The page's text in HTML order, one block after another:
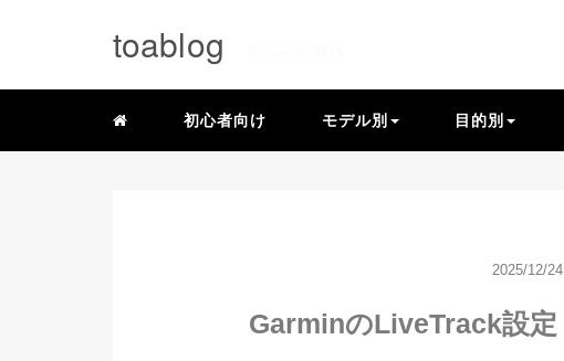
toablog
初心者向け モデル別 目的別
2025/12/24
GarminのLiveTrack設定